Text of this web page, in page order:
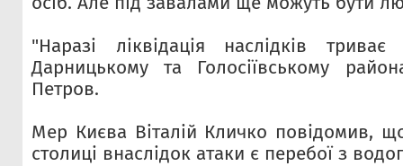
"Наразі ліквідація наслідків
Дарницькому та Голосіївському
Петров.
Мер Києва Віталій Кличко повідомив,
столиці внаслідок атаки є перебої з